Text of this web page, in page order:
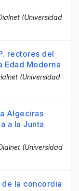
(Universidad
rectores del
Edad Moderna
(Universidad
Algeciras
a la Junta
(Universidad
de la concordia